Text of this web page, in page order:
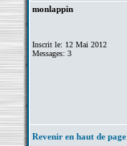
monlappin
Inscrit le: 12 Mai 2012
Messages: 3
Revenir en haut de page